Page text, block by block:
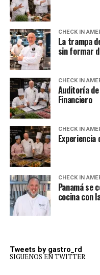
CHECK IN
La trampa
sin formar
CHECK IN
Auditoría
Financiero
CHECK IN
Experiencia
CHECK IN
Panamá se
cocina con
Tweets by gastro_rd
SIGUENOS EN TWITTER